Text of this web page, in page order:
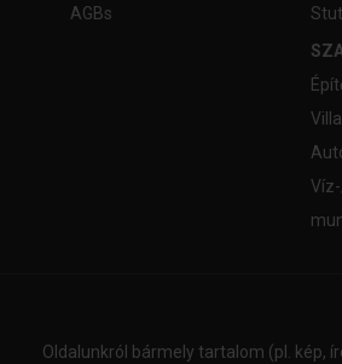
AGBs
Oldalunkról bármely tartalom (pl. kép,